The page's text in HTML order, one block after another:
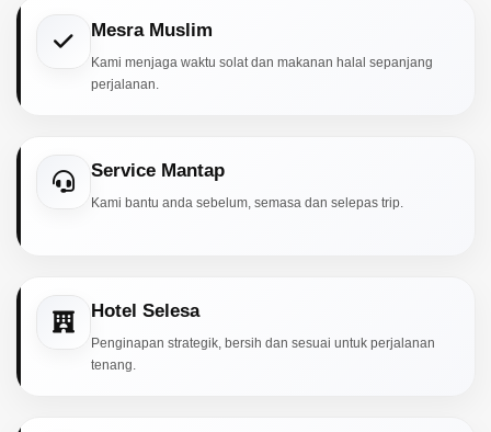
Mesra Muslim
Kami menjaga waktu solat dan makanan halal sepanjang
perjalanan.
Service Mantap
Kami bantu anda sebelum, semasa dan selepas trip.
Hotel Selesa
Penginapan strategik, bersih dan sesuai untuk perjalanan
tenang.